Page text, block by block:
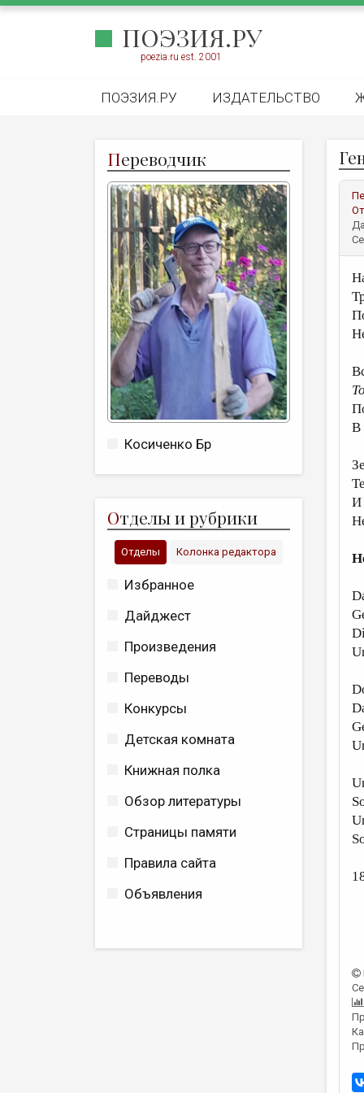
ПОЭЗИЯ.РУ
poezia.ru est. 2001
ПОЭЗИЯ.РУ ИЗДАТЕЛЬСТВО
Переводчик
Косиченко Бр
Отделы и рубрики
Отделы Колонка редактора
Избранное
Дайджест
Произведения
Переводы
Конкурсы
Детская комната
Книжная полка
Обзор литературы
Страницы памяти
Правила сайта
Объявления
В
И